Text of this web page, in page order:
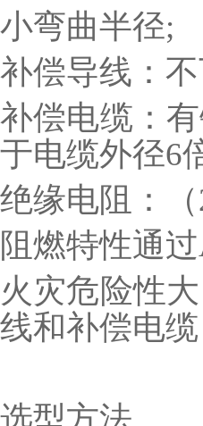
小弯曲半径;
补偿导线：
补偿电缆：
于电缆外径6
绝缘电阻：
阻燃特性通
火灾危险性
线和补偿电
选型方法